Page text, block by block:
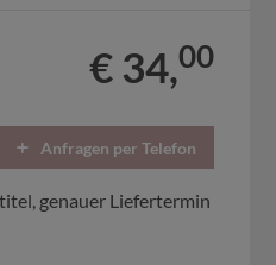
€ 34,00
Anfragen per Telefon
genauer Liefertermin